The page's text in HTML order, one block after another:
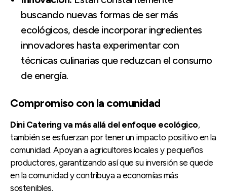
buscando nuevas formas de ser más
ecológicos, desde incorporar ingredientes
innovadores hasta experimentar con
técnicas culinarias que reduzcan el consumo
de energía.
Compromiso con la comunidad
Dini Catering va más allá del enfoque ecológico,
también se esfuerzan por tener un impacto positivo en la
comunidad. Apoyan a agricultores locales y pequeños
productores, garantizando así que su inversión se quede
en la comunidad y contribuya a economías más
sostenibles.